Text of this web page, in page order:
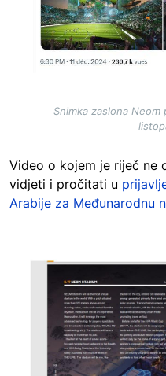
Snimka zaslona Neom
Video o kojem je riječ ne
vidjeti i pročitati u
Arabije za Međunarodnu
Image